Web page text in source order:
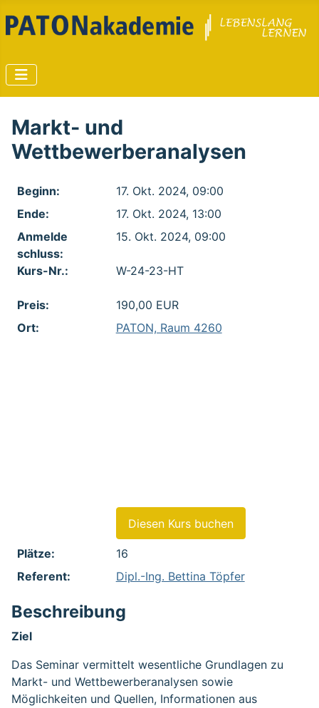
Markt- und
Wettbewerberanalysen
Beginn:
17. Okt. 2024, 09:00
Ende:
17. Okt. 2024, 13:00
Anmelde​
schluss:
15. Okt. 2024, 09:00
Kurs-Nr.: W-24-23-HT
Preis:
190,00 EUR
Ort:
PATON, Raum 4260
Diesen Kurs buchen
Plätze:
16
Referent:
Dipl.-Ing. Bettina Töpfer
Beschreibung
Ziel
Das Seminar vermittelt wesentliche Grundlagen zu
Markt- und Wettbewerberanalysen sowie
Möglichkeiten und Quellen, Informationen aus